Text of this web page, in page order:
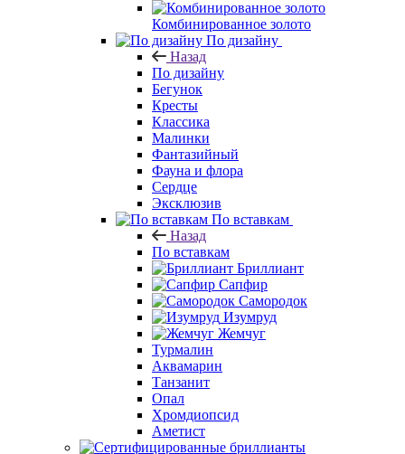
Комбинированное золото
По дизайну
Назад
По дизайну
Бегунок
Кресты
Классика
Малинки
Фантазийный
Фауна и флора
Сердце
Эксклюзив
По вставкам
Назад
По вставкам
Бриллиант
Сапфир
Самородок
Изумруд
Жемчуг
Турмалин
Аквамарин
Танзанит
Опал
Хромдиопсид
Аметист